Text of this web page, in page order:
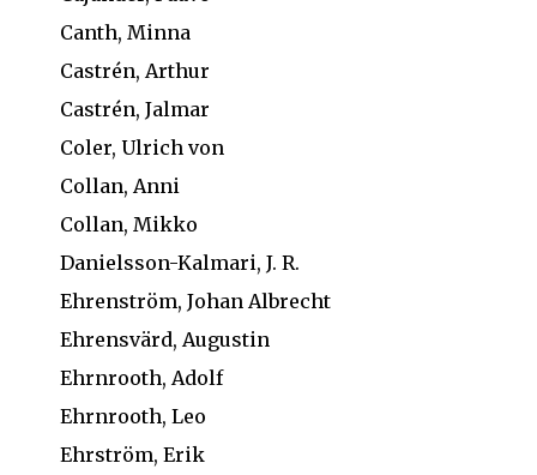
Canth, Minna
Castrén, Arthur
Castrén, Jalmar
Coler, Ulrich von
Collan, Anni
Collan, Mikko
Danielsson-Kalmari, J. R.
Ehrenström, Johan Albrecht
Ehrensvärd, Augustin
Ehrnrooth, Adolf
Ehrnrooth, Leo
Ehrström, Erik